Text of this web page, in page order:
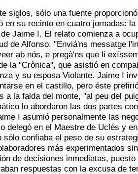
siglos, sólo una fuente
en su recinto en cuatro jornadas:
Jaime I. El relato comienza a
de Alfonso. "Enviá'ns messatge
ab nós, e pregà'ns que li
la "Crònica", que asistió en
y su esposa Violante. Jaime I
en el castillo, pero éste
a la falda del monte, "al peu del
lo abordaron las dos partes
I asumió personalmente las
delegó en el Maestre de Uclés y
sólo confiaba el peso de su
más experimentados
de decisiones inmediatas,
respuestas con la excusa de